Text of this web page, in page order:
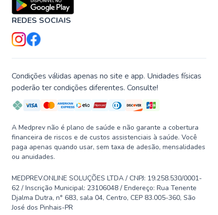
REDES SOCIAIS
Condições válidas apenas no site e app. Unidades físicas
poderão ter condições diferentes. Consulte!
A Medprev não é plano de saúde e não garante a cobertura
financeira de riscos e de custos assistenciais à saúde. Você
paga apenas quando usar, sem taxa de adesão, mensalidades
ou anuidades.
MEDPREV.ONLINE SOLUÇÕES LTDA / CNPJ: 19.258.530/0001-
62 / Inscrição Municipal: 23106048 / Endereço: Rua Tenente
Djalma Dutra, n° 683, sala 04, Centro, CEP 83.005-360, São
José dos Pinhais-PR